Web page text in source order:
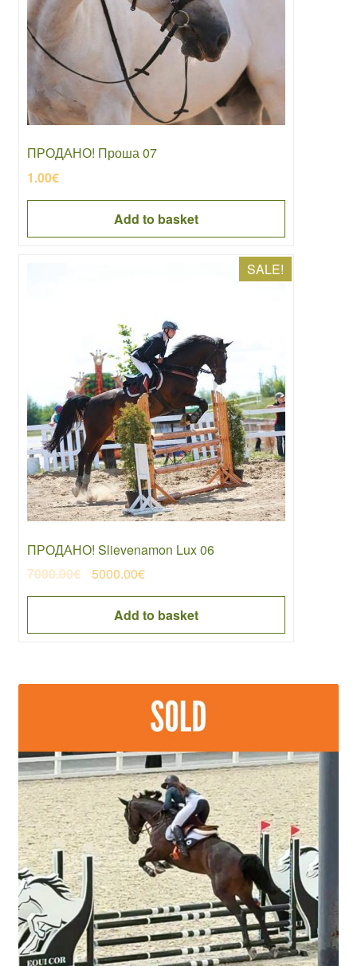
ПРОДАНО! Проша 07
1.00€
Add to basket
ПРОДАНО! Slievenamon Lux 06
SALE!
7000.00€
Original
price
7000.00€.
5000.00€Current
price
is:
5000.00€.
Add to basket